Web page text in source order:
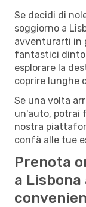
Se decidi di
soggiorno a
avventurarti in
fantastici
esplorare la
coprire lunghe
Se una volta
un'auto, potrai
nostra
confà alle tue
Prenota
a Lisbona